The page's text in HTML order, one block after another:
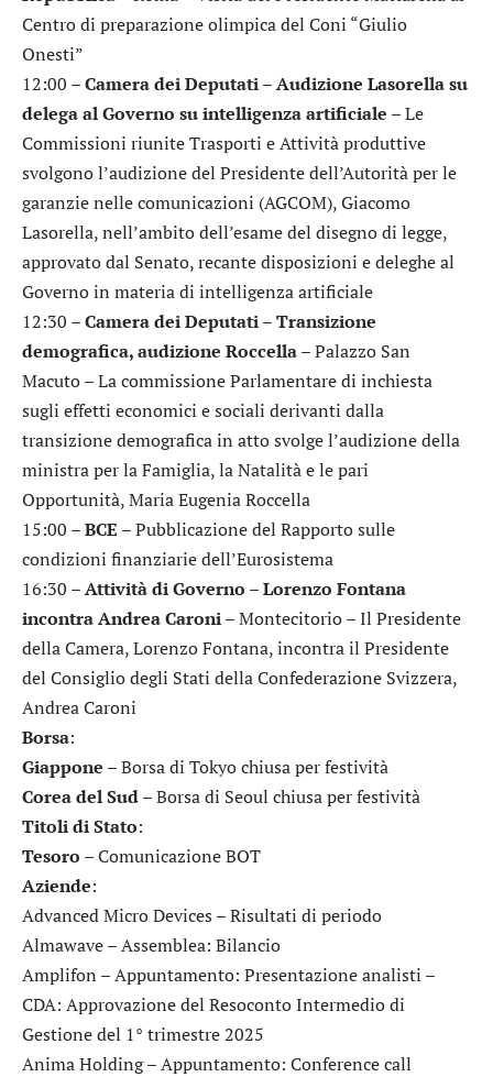
Centro di preparazione olimpica del Coni “Giulio
Onesti”
12:00 –Camera dei Deputati – Audizione Lasorella su
delega al Governo su intelligenza artificiale – Le
Commissioni riunite Trasporti e Attività produttive
svolgono l’audizione del Presidente dell’Autorità per le
garanzie nelle comunicazioni (AGCOM), Giacomo
Lasorella, nell’ambito dell’esame del disegno di legge,
approvato dal Senato, recante disposizioni e deleghe al
Governo in materia di intelligenza artificiale
12:30 –Camera dei Deputati – Transizione
demografica, audizione Roccella– Palazzo San
Macuto – La commissione Parlamentare di inchiesta
sugli effetti economici e sociali derivanti dalla
transizione demografica in atto svolge l’audizione della
ministra per la Famiglia, la Natalità e le pari
Opportunità, Maria Eugenia Roccella
15:00 –BCE – Pubblicazione del Rapporto sulle
condizioni finanziarie dell’Eurosistema
16:30 –Attività di Governo – Lorenzo Fontana
incontra Andrea Caroni– Montecitorio – Il Presidente
della Camera, Lorenzo Fontana, incontra il Presidente
del Consiglio degli Stati della Confederazione Svizzera,
Andrea Caroni
Borsa:
Giappone – Borsa di Tokyo chiusa per festività
Corea del Sud– Borsa di Seoul chiusa per festività
Titoli di Stato:
Tesoro – Comunicazione BOT
Aziende:
Advanced Micro Devices – Risultati di periodo
Almawave– Assemblea: Bilancio
Amplifon – Appuntamento: Presentazione analisti –
CDA: Approvazione del Resoconto Intermedio di
Gestione del 1° trimestre 2025
Anima Holding– Appuntamento: Conference call